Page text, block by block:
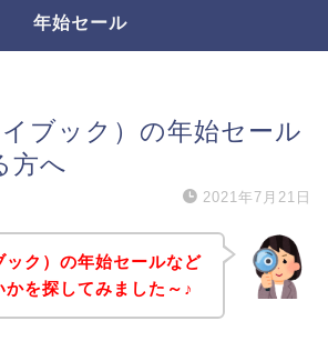
年始セール
ブック）の年始セール
方へ
2021年7月21日
ク）の年始セールなど
を探してみました～♪